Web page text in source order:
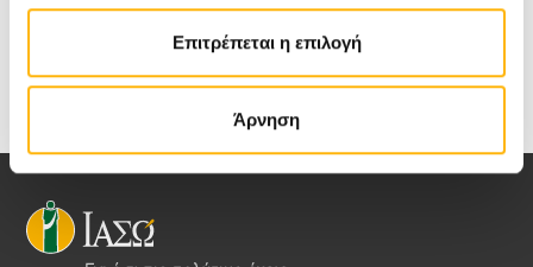
Επιτρέπεται η επιλογή
Άρνηση